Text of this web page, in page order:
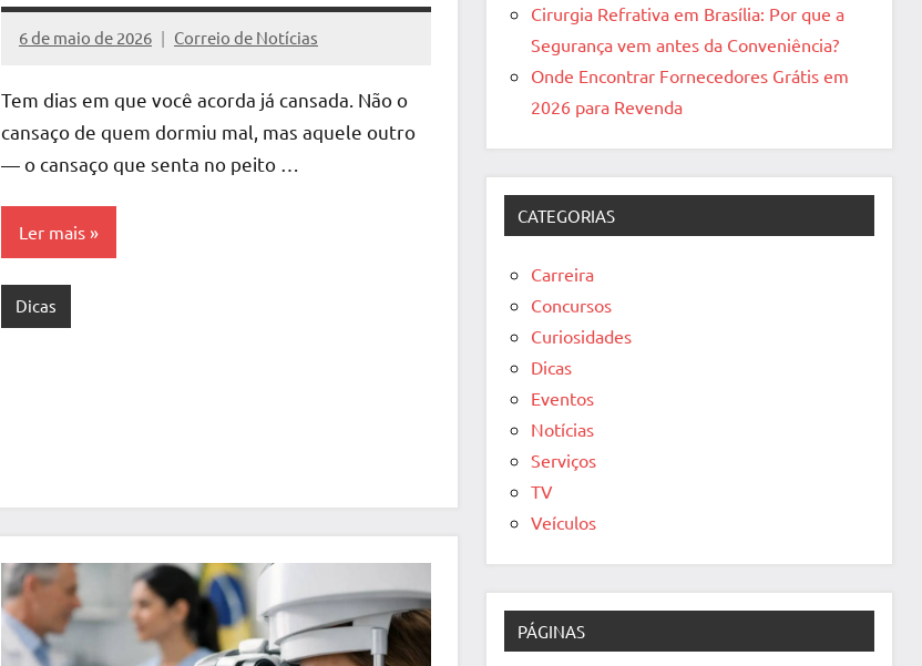
6 de maio de 2026 Correio de Notícias
Nenhum
Tem dias em que você acorda já cansada. Não o
cansaço de quem dormiu mal, mas aquele outro
— o cansaço que senta no peito …
Ler mais
Dicas
Cirurgia Refrativa em Brasília: Por que a
Segurança vem antes da Conveniência?
Onde Encontrar Fornecedores Grátis em
2026 para Revenda
CATEGORIAS
Carreira
Concursos
Curiosidades
Dicas
Eventos
Notícias
Serviços
TV
Veículos
PÁGINAS